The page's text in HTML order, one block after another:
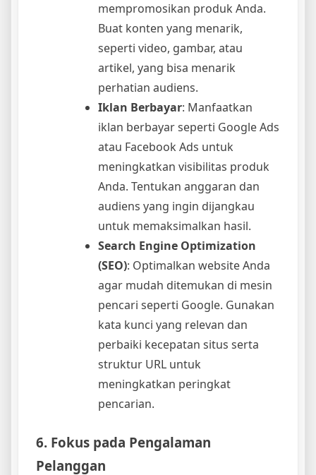
mempromosikan produk Anda.
Buat konten yang menarik,
seperti video, gambar, atau
artikel, yang bisa menarik
perhatian audiens.
Iklan Berbayar: Manfaatkan
iklan berbayar seperti Google Ads
atau Facebook Ads untuk
meningkatkan visibilitas produk
Anda. Tentukan anggaran dan
audiens yang ingin dijangkau
untuk memaksimalkan hasil.
Search Engine Optimization
(SEO): Optimalkan website Anda
agar mudah ditemukan di mesin
pencari seperti Google. Gunakan
kata kunci yang relevan dan
perbaiki kecepatan situs serta
struktur URL untuk
meningkatkan peringkat
pencarian.
6. Fokus pada Pengalaman
Pelanggan